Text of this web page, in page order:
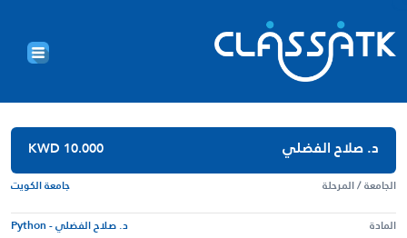
د. صلاح الفضلي KWD 10.000
الجامعة / المرحلة
جامعة الكويت
المادة
د. صلاح الفضلي - Python